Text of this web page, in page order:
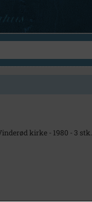
kirke - 1980 - 3 stk.